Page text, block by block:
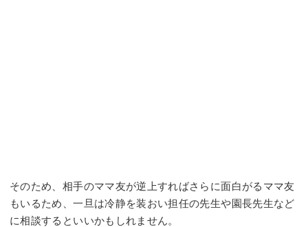
そのため、相手のママ友が逆上すればさらに面白がるママ友
もいるため、一旦は冷静を装おい担任の先生や園長先生など
に相談するといいかもしれません。